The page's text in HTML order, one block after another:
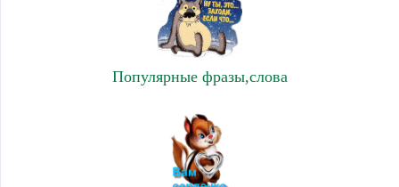
Популярные фразы,слова